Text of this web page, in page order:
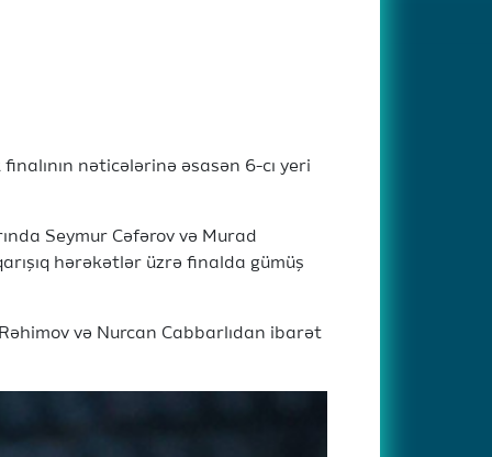
nəticələrinə əsasən 6-cı yeri
Seymur Cəfərov və Murad
hərəkətlər üzrə finalda gümüş
və Nurcan Cabbarlıdan ibarət